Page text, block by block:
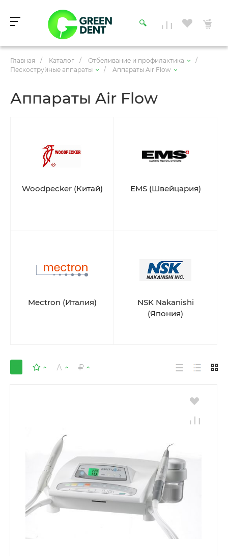
Главная / Каталог / Отбеливание и профилактика
/
Пескоструйные аппараты
/ Аппараты Air Flow
Аппараты Air Flow
Woodpecker (Китай) EMS (Швейцария)
Mectron (Италия)
NSK Nakanishi
(Япония)